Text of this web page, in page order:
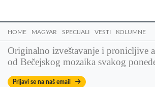
HOME MAGYAR SPECIJALI VESTI KOLUMNE
Originalno izveštavanje i pronicljive
od Bečejskog mozaika svakog
Prijavi se na naš email